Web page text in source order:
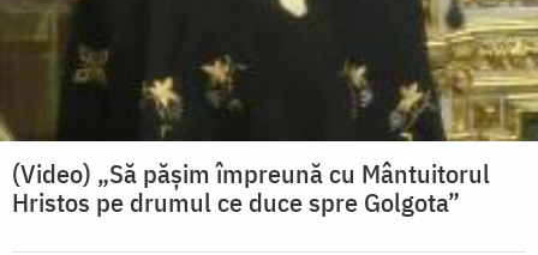
(Video) „Să pășim împreună cu Mântuitorul
Hristos pe drumul ce duce spre Golgota”